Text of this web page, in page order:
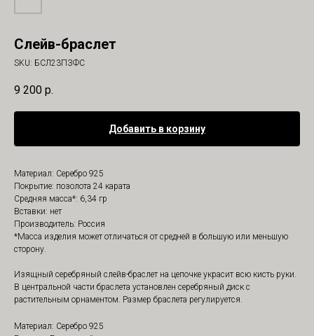
Слейв-браслет
SKU: БСЛ23ПЗФС
9 200 р.
Добавить в корзину
Материал: Серебро 925
Покрытие: позолота 24 карата
Средняя масса*: 6,34 гр
Вставки: нет
Производитель: Россия
*Масса изделия может отличаться от средней в большую или меньшую
сторону.
Изящный серебряный слейв-браслет на цепочке украсит всю кисть руки.
В центральной части браслета установлен серебряный диск с
растительным орнаментом. Размер браслета регулируется.
Материал: Серебро 925